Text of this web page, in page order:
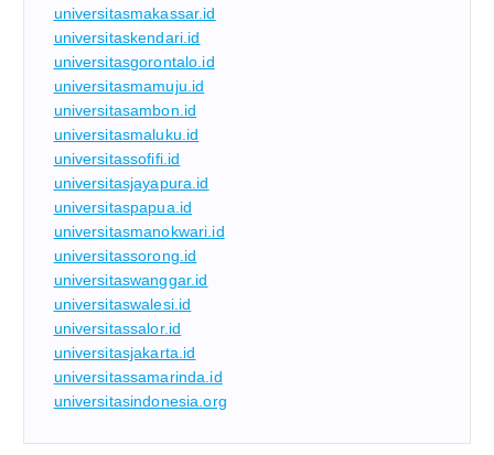
universitasmakassar.id
universitaskendari.id
universitasgorontalo.id
universitasmamuju.id
universitasambon.id
universitasmaluku.id
universitassofifi.id
universitasjayapura.id
universitaspapua.id
universitasmanokwari.id
universitassorong.id
universitaswanggar.id
universitaswalesi.id
universitassalor.id
universitasjakarta.id
universitassamarinda.id
universitasindonesia.org